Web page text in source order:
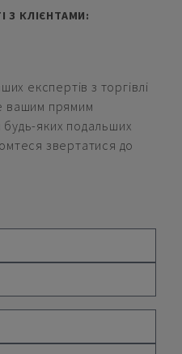
З КЛІЄНТАМИ:
експертів з торгівлі
вашим прямим
яких подальших
звертатися до